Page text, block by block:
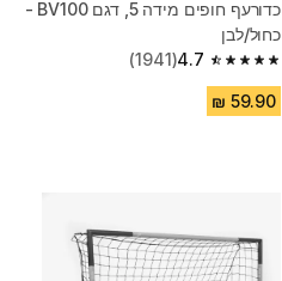
כדורעף חופים מידה 5, דגם BV100 -
כחול/לבן
4.7
4.7 out of 5 stars from 1941 reviews
(1941)